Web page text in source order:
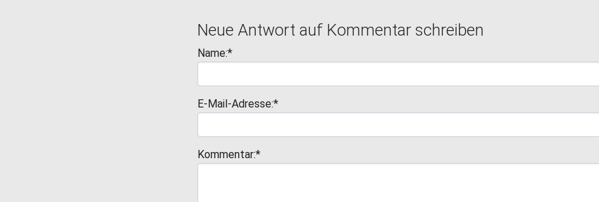
Neue Antwort auf Kommentar schreiben
Name:*
E-Mail-Adresse:*
Kommentar:*